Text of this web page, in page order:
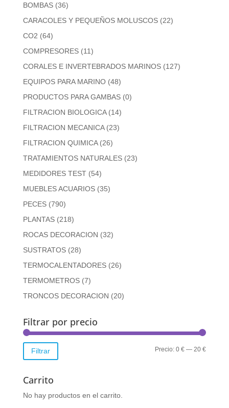
BOMBAS (36)
CARACOLES Y PEQUEÑOS MOLUSCOS (22)
CO2 (64)
COMPRESORES (11)
CORALES E INVERTEBRADOS MARINOS (127)
EQUIPOS PARA MARINO (48)
PRODUCTOS PARA GAMBAS (0)
FILTRACION BIOLOGICA (14)
FILTRACION MECANICA (23)
FILTRACION QUIMICA (26)
TRATAMIENTOS NATURALES (23)
MEDIDORES TEST (54)
MUEBLES ACUARIOS (35)
PECES (790)
PLANTAS (218)
ROCAS DECORACION (32)
SUSTRATOS (28)
TERMOCALENTADORES (26)
TERMOMETROS (7)
TRONCOS DECORACION (20)
Filtrar por precio
Precio
Precio
Filtrar Precio:0 € — 20 €
Carrito
No hay productos en el carrito.